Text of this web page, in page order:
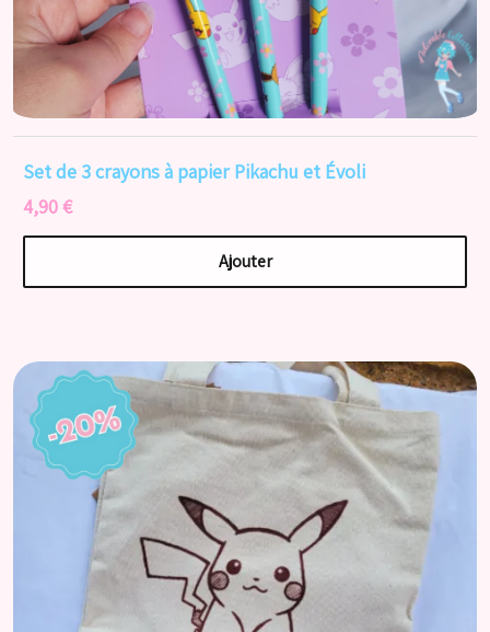
Set de 3 crayons à papier Pikachu et Évoli
4,90 €
Ajouter